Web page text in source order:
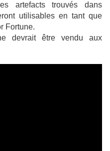
artefacts trouvés dans
utilisables en tant que
Fortune.
devrait être vendu aux